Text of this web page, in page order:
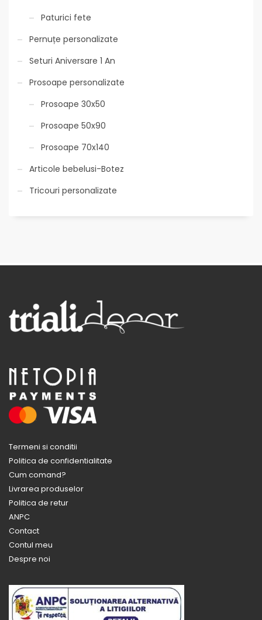
Paturici fete
Pernuțe personalizate
Seturi Aniversare 1 An
Prosoape personalizate
Prosoape 30x50
Prosoape 50x90
Prosoape 70x140
Articole bebelusi-Botez
Tricouri personalizate
Termeni si conditii
Politica de confidentialitate
Cum comand?
Livrarea produselor
Politica de retur
ANPC
Contact
Contul meu
Despre noi